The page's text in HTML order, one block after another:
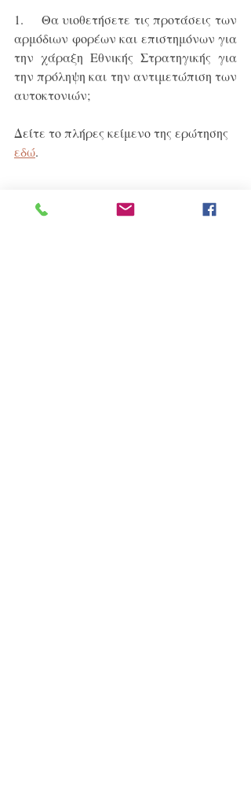
1.     Θα υιοθετήσετε τις προτάσεις των
αρμόδιων φορέων και επιστημόνων για
την χάραξη Εθνικής Στρατηγικής για
την πρόληψη και την αντιμετώπιση των
αυτοκτονιών;
Δείτε το πλήρες κείμενο της ερώτησης
εδώ.
Κοινωνία